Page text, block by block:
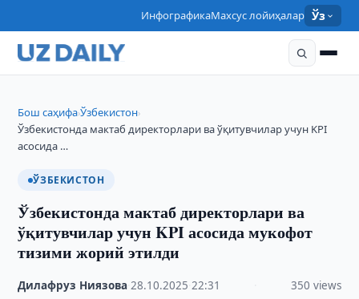
ИнфографикаМахсус лойиҳалар Ўз
Бош саҳифа›Ўзбекистон›
Ўзбекистонда мактаб директорлари ва ўқитувчилар учун KPI
асосида …
ЎЗБЕКИСТОН
Ўзбекистонда мактаб директорлари ва
ўқитувчилар учун KPI асосида мукофот
тизими жорий этилди
Дилафруз Ниязова ·28.10.2025 ·22:31 350 views